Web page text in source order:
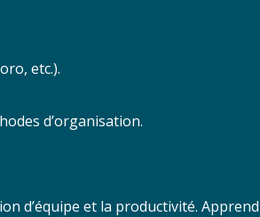
etc.).
d’organisation.
d’équipe et la productivité.